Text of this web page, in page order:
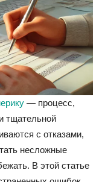
— процесс,
тщательной
с отказами,
несложные
В этой статье